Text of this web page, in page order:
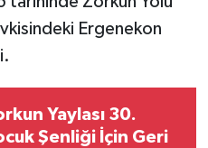
Ergenekon
Yaylası 30.
Şenliği İçin Geri